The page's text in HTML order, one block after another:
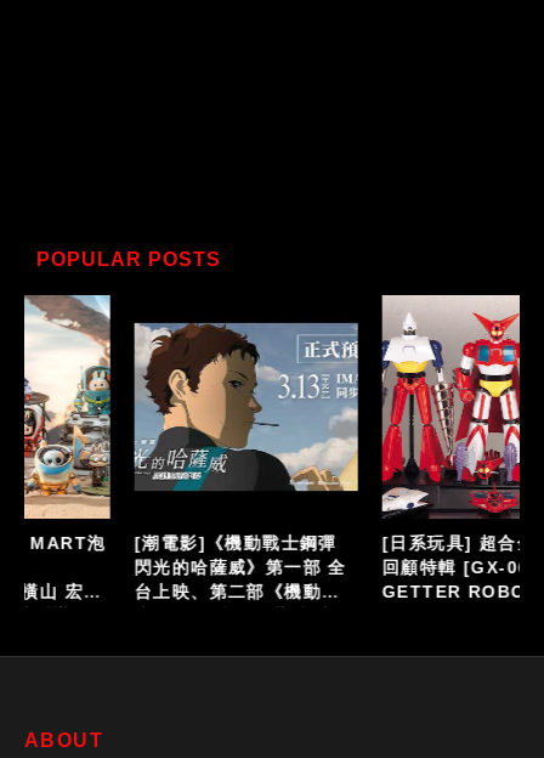
POPULAR POSTS
[潮電影]《機動戰士鋼彈
閃光的哈薩威》第一部 全
台上映、第二部《機動戰
[日系玩具] 超合金魂 總力
回顧特輯 [GX-06]
GETTER ROBO《蓋特機
ABOUT